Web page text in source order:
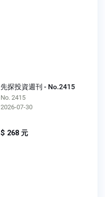
先探投資週刊 - No.2415
No. 2415
2026-07-30
$ 268 元